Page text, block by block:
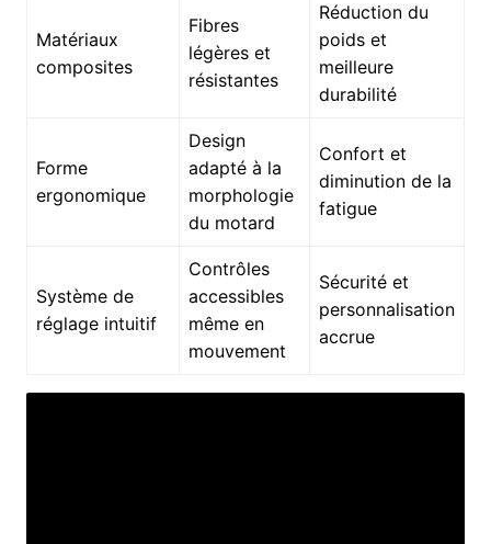
Matériaux
composites
Fibres
légères et
résistantes
Réduction du
poids et
meilleure
durabilité
Forme
ergonomique
Design
adapté à la
morphologie
du motard
Confort et
diminution de la
fatigue
Système de
réglage intuitif
Contrôles
accessibles
même en
mouvement
Sécurité et
personnalisation
accrue